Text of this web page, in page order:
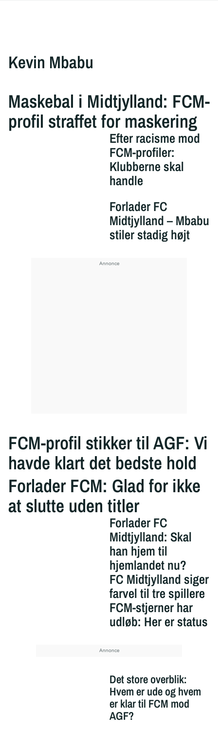
Kevin Mbabu
Maskebal i Midtjylland: FCM-
profil straffet for maskering
Efter racisme mod
FCM-profiler:
Klubberne skal
handle
Forlader FC
Midtjylland – Mbabu
stiler stadig højt
FCM-profil stikker til AGF: Vi
havde klart det bedste hold
Forlader FCM: Glad for ikke
at slutte uden titler
Forlader FC
Midtjylland: Skal
han hjem til
hjemlandet nu?
FC Midtjylland siger
farvel til tre spillere
FCM-stjerner har
udløb: Her er status
Det store overblik:
Hvem er ude og hvem
er klar til FCM mod
AGF?